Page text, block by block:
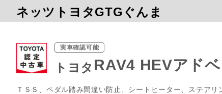
ネッツトヨタGTGぐんま
実車確認可能
トヨタ RAV4 HEVアド
ＴＳＳ、ペダル踏み間違い防止、シートヒーター、ステアリ